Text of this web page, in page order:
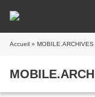
Accueil » MOBILE.ARCHIVES